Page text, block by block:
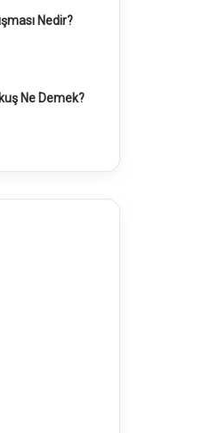
Nedir?
Ne Demek?